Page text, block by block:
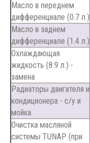
Масло в переднем
дифференциале (0.7 л.)
Масло в заднем
дифференциале (1.4 л.)
Охлаждающая
жидкость (8.9 л.) -
замена
Радиаторы двигателя и
кондиционера - с/у и
мойка
Очистка масляной
системы TUNAP (при